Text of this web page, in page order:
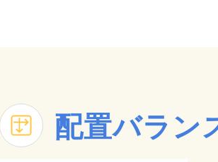
配置バラン